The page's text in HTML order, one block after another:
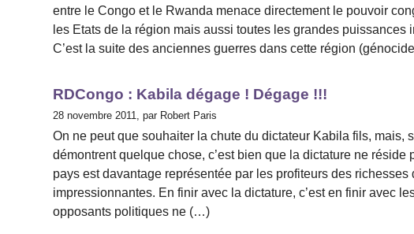
entre le Congo et le Rwanda menace directement le pouvoir
les Etats de la région mais aussi toutes les grandes puissances
C’est la suite des anciennes guerres dans cette région
RDCongo : Kabila dégage ! Dégage !!!
28 novembre 2011, par Robert Paris
On ne peut que souhaiter la chute du dictateur Kabila fils,
démontrent quelque chose, c’est bien que la dictature ne réside
pays est davantage représentée par les profiteurs des
impressionnantes. En finir avec la dictature, c’est en finir avec
opposants politiques ne (…)